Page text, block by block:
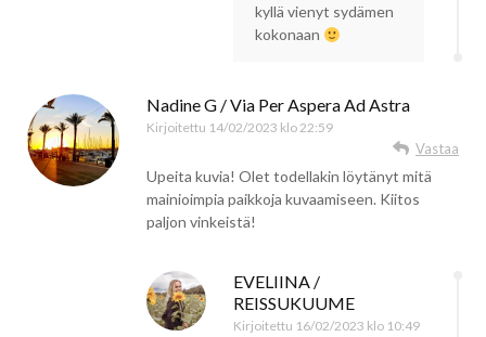
kyllä vienyt sydämen
kokonaan
Nadine G / Via Per Aspera Ad Astra
Kirjoitettu 14/02/2023 klo 22:59
Vastaa
Upeita kuvia! Olet todellakin löytänyt mitä
mainioimpia paikkoja kuvaamiseen. Kiitos
paljon vinkeistä!
EVELIINA /
REISSUKUUME
Kirjoitettu 16/02/2023 klo 10:49